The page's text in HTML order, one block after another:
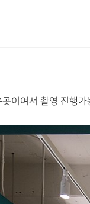
이여서 촬영 진행가